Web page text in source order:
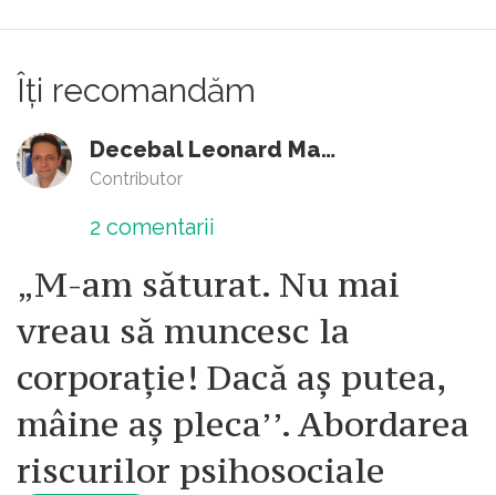
Îți recomandăm
Decebal Leonard Marin
Contributor
2 comentarii
„M-am săturat. Nu mai
vreau să muncesc la
corporație! Dacă aș putea,
mâine aș pleca’’. Abordarea
riscurilor psihosociale